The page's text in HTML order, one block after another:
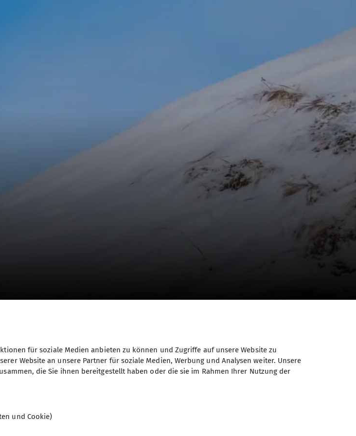
für soziale Medien anbieten zu können und Zugriffe auf unsere Website zu
Website an unsere Partner für soziale Medien, Werbung und Analysen weiter. Unsere
die Sie ihnen bereitgestellt haben oder die sie im Rahmen Ihrer Nutzung der
und Cookie)